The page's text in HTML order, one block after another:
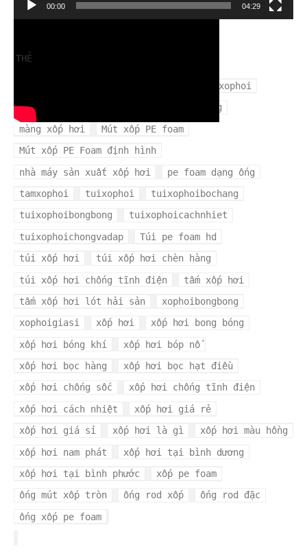
Trình
chơi
00:00 04:29
THẺ
mangxophoi
mua xốp hơi ở đâu
màng xốp bọc hàng
màng xốp hơi
Mút xốp PE foam
Mút xốp PE Foam định hình
nhà máy sản xuất xốp hơi
pe foam dạng ống
tamxophoi
tuixophoi
tuixophoibochang
tuixophoibongbong
tuixophoicachnhiet
tuixophoichongvadap
Túi pe foam hd
túi xốp hơi
túi xốp hơi chèn hàng
túi xốp hơi chống tĩnh điện
tấm xốp hơi
tấm xốp hơi lót hải sản
xophoibongbong
xophoigiasi
xốp hơi
xốp hơi bong bóng
xốp hơi bóng khí
xốp hơi bóp nổ
xốp hơi bọc hàng
xốp hơi bọc hạt điều
xốp hơi chống sốc
xốp hơi chống tĩnh điện
xốp hơi cách nhiệt
xốp hơi giá rẻ
xốp hơi giá sỉ
xốp hơi là gì
xốp hơi màu hồng
xốp hơi nam phát
xốp hơi tại bình dương
xốp hơi tại bình phước
xốp pe foam
ống mút xốp tròn
ống rod xốp
ống rod đặc
ống xốp pe foam